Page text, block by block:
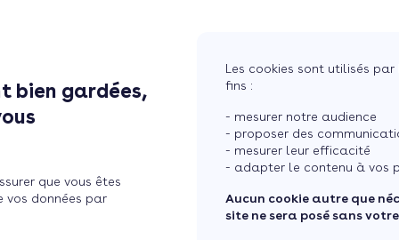
bien gardées,
que vous êtes
vos données par
Les cookies sont utilisés
fins :
- mesurer notre audience
- proposer des
- mesurer leur efficacité
- adapter le contenu à vos
Aucun cookie autre que
site ne sera posé sans